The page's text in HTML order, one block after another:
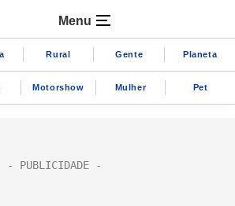
Menu
Rural Gente Planeta
Motorshow Mulher Pet